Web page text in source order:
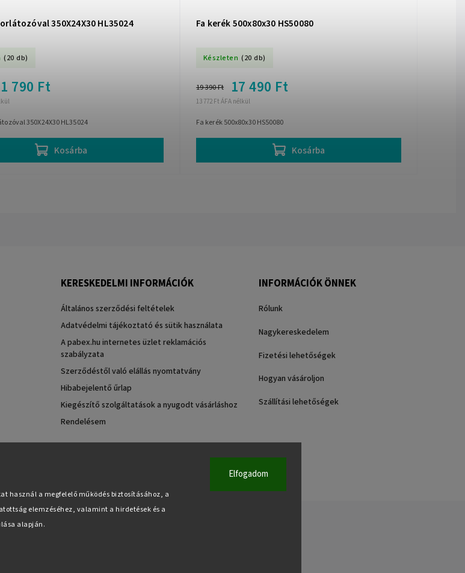
használ a megfelelő működés biztosításához, a
elemzéséhez, valamint a hirdetések és a
alapján.
Elfogadom
350X24X30 HL35024
(20 db)
790 Ft
Kosárba
350X24X30 HL35024
Fa kerék 500x80x30 HS50080
Készleten (20 db)
13 772 Ft ÁFA nélkül
19 390 Ft 17 490 Ft
Kosárba
Fa kerék 500x80x30 HS50080
KERESKEDELMI INFORMÁCIÓK
Általános szerződési feltételek
Adatvédelmi tájékoztató és sütik használata
A pabex.hu internetes üzlet reklamációs
szabályzata
Szerződéstől való elállás nyomtatvány
Hibabejelentő űrlap
Kiegészítő szolgáltatások a nyugodt vásárláshoz
Rendelésem
INFORMÁCIÓK ÖNNEK
Rólunk
Nagykereskedelem
Fizetési lehetőségek
Hogyan vásároljon
Szállítási lehetőségek